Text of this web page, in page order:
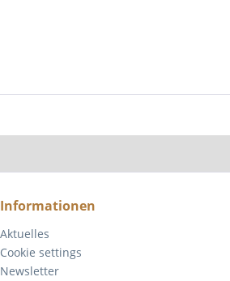
Informationen
Aktuelles
Cookie settings
Newsletter